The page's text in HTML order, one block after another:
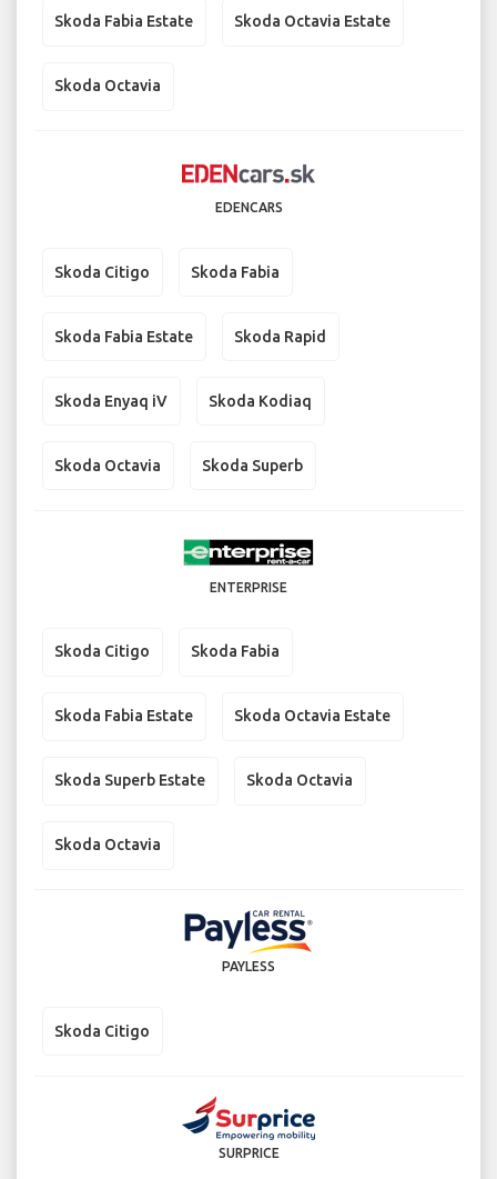
Skoda Fabia Estate Skoda Octavia Estate
Skoda Octavia
EDENCARS
Skoda Citigo Skoda Fabia
Skoda Fabia Estate Skoda Rapid
Skoda Enyaq iV Skoda Kodiaq
Skoda Octavia Skoda Superb
ENTERPRISE
Skoda Citigo Skoda Fabia
Skoda Fabia Estate Skoda Octavia Estate
Skoda Superb Estate Skoda Octavia
Skoda Octavia
PAYLESS
Skoda Citigo
SURPRICE